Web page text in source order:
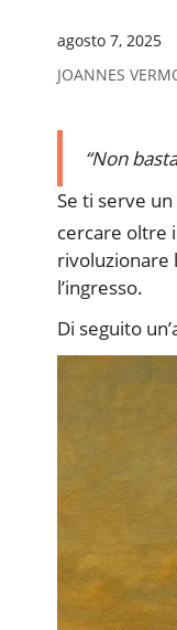
agosto 7, 2025
JOANNES
“Non
Se ti serve
cercare oltre
rivoluzionare
l’ingresso.
Di seguito